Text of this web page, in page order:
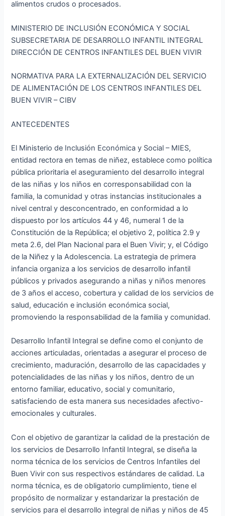
alimentos crudos o procesados.
MINISTERIO DE INCLUSIÓN ECONÓMICA Y SOCIAL
SUBSECRETARIA DE DESARROLLO INFANTIL INTEGRAL
DIRECCIÓN DE CENTROS INFANTILES DEL BUEN VIVIR
NORMATIVA PARA LA EXTERNALIZACIÓN DEL SERVICIO
DE ALIMENTACIÓN DE LOS CENTROS INFANTILES DEL
BUEN VIVIR – CIBV
ANTECEDENTES
El Ministerio de Inclusión Económica y Social – MIES,
entidad rectora en temas de niñez, establece como política
pública prioritaria el aseguramiento del desarrollo integral
de las niñas y los niños en corresponsabilidad con la
familia, la comunidad y otras instancias institucionales a
nivel central y desconcentrado, en conformidad a lo
dispuesto por los artículos 44 y 46, numeral 1 de la
Constitución de la República; el objetivo 2, política 2.9 y
meta 2.6, del Plan Nacional para el Buen Vivir; y, el Código
de la Niñez y la Adolescencia. La estrategia de primera
infancia organiza a los servicios de desarrollo infantil
públicos y privados asegurando a niñas y niños menores
de 3 años el acceso, cobertura y calidad de los servicios de
salud, educación e inclusión económica social,
promoviendo la responsabilidad de la familia y comunidad.
Desarrollo Infantil Integral se define como el conjunto de
acciones articuladas, orientadas a asegurar el proceso de
crecimiento, maduración, desarrollo de las capacidades y
potencialidades de las niñas y los niños, dentro de un
entorno familiar, educativo, social y comunitario,
satisfaciendo de esta manera sus necesidades afectivo-
emocionales y culturales.
Con el objetivo de garantizar la calidad de la prestación de
los servicios de Desarrollo Infantil Integral, se diseña la
norma técnica de los servicios de Centros Infantiles del
Buen Vivir con sus respectivos estándares de calidad. La
norma técnica, es de obligatorio cumplimiento, tiene el
propósito de normalizar y estandarizar la prestación de
servicios para el desarrollo integral de niñas y niños de 45